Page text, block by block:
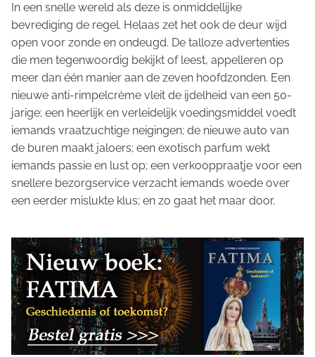
In een snelle wereld als deze is onmiddellijke
bevrediging de regel. Helaas zet het ook de deur wijd
open voor zonde en ondeugd. De talloze advertenties
die men tegenwoordig bekijkt of leest, appelleren op
meer dan één manier aan de zeven hoofdzonden. Een
nieuwe anti-rimpelcrème vleit de ijdelheid van een 50-
jarige; een heerlijk en verleidelijk voedingsmiddel voedt
iemands vraatzuchtige neigingen; de nieuwe auto van
de buren maakt jaloers; een exotisch parfum wekt
iemands passie en lust op; een verkooppraatje voor een
snellere bezorgservice verzacht iemands woede over
een eerder mislukte klus; en zo gaat het maar door.